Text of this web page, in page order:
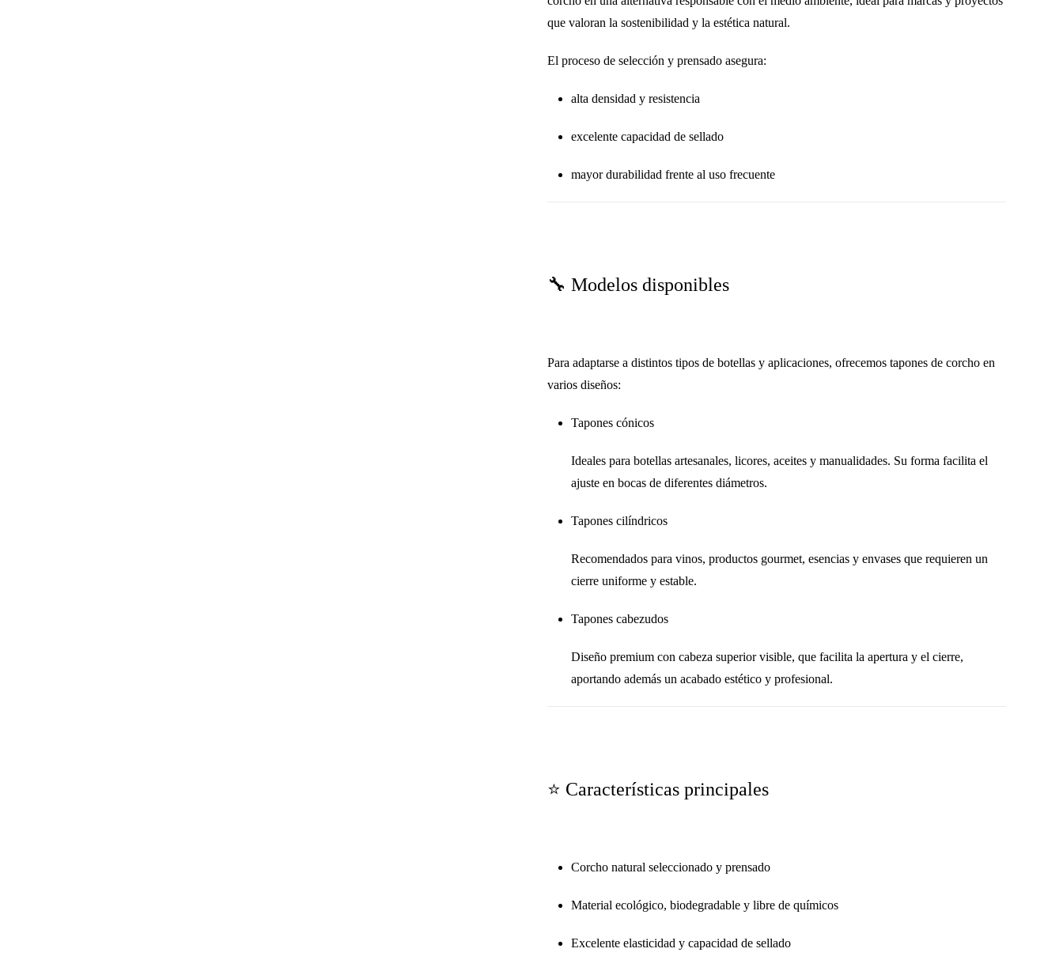
que valoran la sostenibilidad y la estética natural.
El proceso de selección y prensado asegura:
alta densidad y resistencia
excelente capacidad de sellado
mayor durabilidad frente al uso frecuente
🔧 Modelos disponibles
Para adaptarse a distintos tipos de botellas y aplicaciones, ofrecemos tapones de corcho en
varios diseños:
Tapones cónicos
Ideales para botellas artesanales, licores, aceites y manualidades. Su forma facilita el
ajuste en bocas de diferentes diámetros.
Tapones cilíndricos
Recomendados para vinos, productos gourmet, esencias y envases que requieren un
cierre uniforme y estable.
Tapones cabezudos
Diseño premium con cabeza superior visible, que facilita la apertura y el cierre,
aportando además un acabado estético y profesional.
⭐ Características principales
Corcho natural seleccionado y prensado
Material ecológico, biodegradable y libre de químicos
Excelente elasticidad y capacidad de sellado